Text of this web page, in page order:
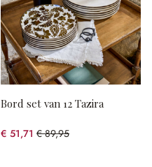
Bord set van 12 Tazira
€ 51,71 € 89,95
(42.51% gespart)